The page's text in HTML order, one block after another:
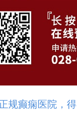
规癫痫医院，